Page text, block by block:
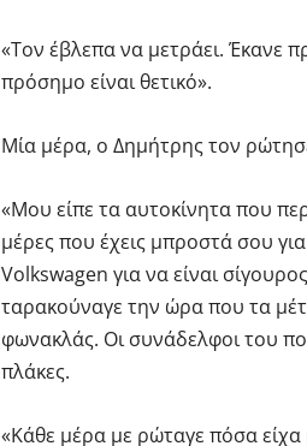
«Τον έβλεπα να μετράει. Έκανε
πρόσημο είναι θετικό».
Μία μέρα, ο Δημήτρης τον
«Μου είπε τα αυτοκίνητα που
μέρες που έχεις μπροστά σου
Volkswagen για να είναι
ταρακούναγε την ώρα που τα
φωνακλάς. Οι συνάδελφοι του
πλάκες.
«Κάθε μέρα με ρώταγε πόσα